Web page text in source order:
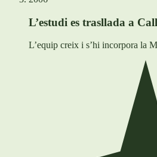
L’estudi es trasllada a
L’equip creix i s’hi incorpora la